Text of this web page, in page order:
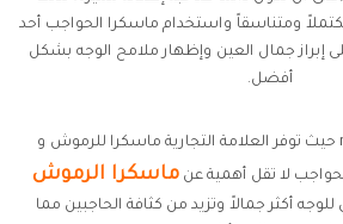
ومتناسقاً واستخدام ماسكرا الحواجب أحد
إبراز جمال العين وإظهار ملامح الوجه بشكل
أفضل.
تختلف انواع ماسكرا mn حيث توفر العلامة التجارية ماسكرا للرموش و
لا تقل أهمية عن ماسكرا الرموش
أكثر جمالاً وتزيد من كثافة الحاجبين مما